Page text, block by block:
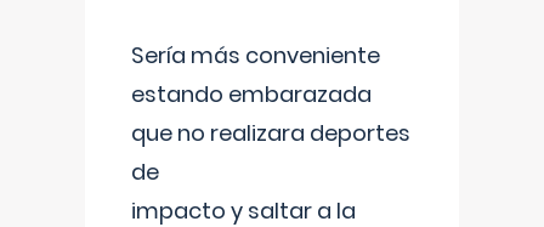
Sería más conveniente
estando embarazada
que no realizara deportes
de
impacto y saltar a la